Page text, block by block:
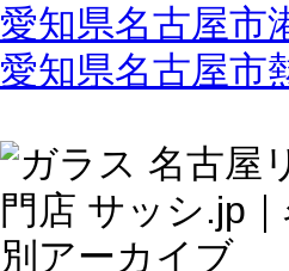
愛知県名古屋市
愛知県名古屋市